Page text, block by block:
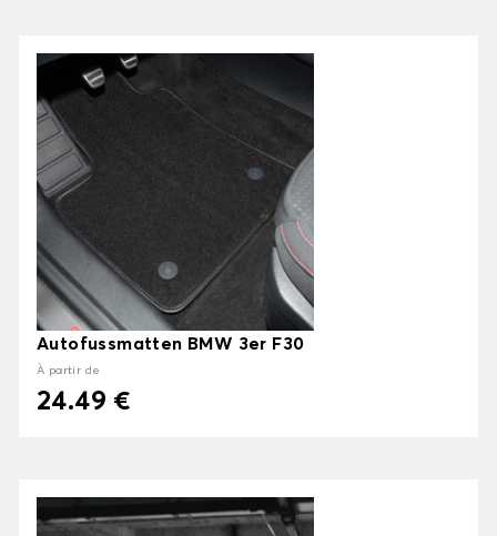
Autofussmatten BMW 3er F30
À partir de
24.49 €